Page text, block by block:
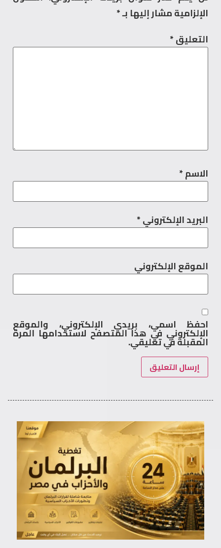
الإلزامية مشار إليها بـ *
التعليق*
الاسم*
البريد الإلكتروني*
الموقع الإلكتروني
احفظ اسمي، بريدي الإلكتروني، والموقع
الإلكتروني في هذا المتصفح لاستخدامها المرة
المقبلة في تعليقي.